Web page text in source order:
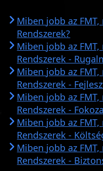
Miben jobb az
Rendszerek?
Miben jobb az
Rendszerek -
Miben jobb az
Rendszerek -
Miben jobb az
Rendszerek -
Miben jobb az
Rendszerek -
Miben jobb az
Rendszerek -